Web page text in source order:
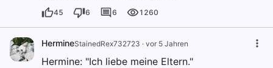
45 6 6 1260
HermineStainedRex732723 · vor 5 Jahren
Hermine: "Ich liebe meine Eltern."